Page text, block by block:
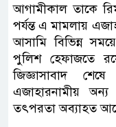
আগামীকাল তাকে
পর্যন্ত এ মামলায়
আসামি বিভিন্ন
পুলিশ হেফাজতে
জিজ্ঞাসাবাদ
এজাহারনামীয়
তৎপরতা অব্যাহত